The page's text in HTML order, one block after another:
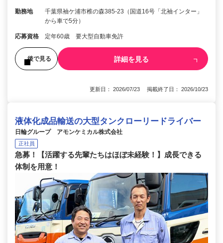
勤務地
千葉県袖ケ浦市椎の森385-23（国道16号「北袖インター」
から車で5分）
応募資格 定年60歳 要大型自動車免許
後で見る 詳細を見る
更新日： 2026/07/23 掲載終了日： 2026/10/23
液体化成品輸送の大型タンクローリードライバー
日輪グループ アモンケミカル株式会社
正社員
急募！【活躍する先輩たちはほぼ未経験！】成長できる
体制を用意！